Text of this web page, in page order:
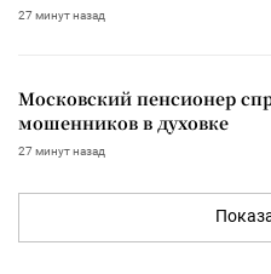
27 минут назад
Московский пенсионер
мошенников в духовке
27 минут назад